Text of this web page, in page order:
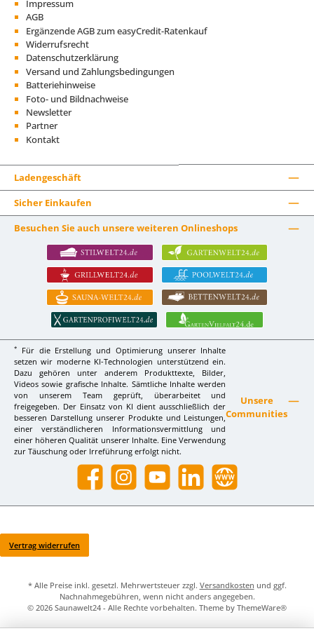
Impressum
AGB
Ergänzende AGB zum easyCredit-Ratenkauf
Widerrufsrecht
Datenschutzerklärung
Versand und Zahlungsbedingungen
Batteriehinweise
Foto- und Bildnachweise
Newsletter
Partner
Kontakt
Ladengeschäft
Sicher Einkaufen
Besuchen Sie auch unsere weiteren Onlineshops
*
Für die Erstellung und Optimierung unserer Inhalte
setzen wir moderne KI-Technologien unterstützend ein.
Dazu gehören unter anderem Produkttexte, Bilder,
Videos sowie grafische Inhalte. Sämtliche Inhalte werden
von unserem Team geprüft, überarbeitet und
freigegeben. Der Einsatz von KI dient ausschließlich der
besseren Darstellung unserer Produkte und Leistungen,
einer verständlicheren Informationsvermittlung und
einer höheren Qualität unserer Inhalte. Eine Verwendung
zur Täuschung oder Irreführung erfolgt nicht.
Unsere
Communities
Facebook InstagramYouTube LinkedIn Website
Vertrag widerrufen
* Alle Preise inkl. gesetzl. Mehrwertsteuer zzgl. Versandkosten und ggf.
Nachnahmegebühren, wenn nicht anders angegeben.
© 2026 Saunawelt24 - Alle Rechte vorbehalten. Theme by ThemeWare®